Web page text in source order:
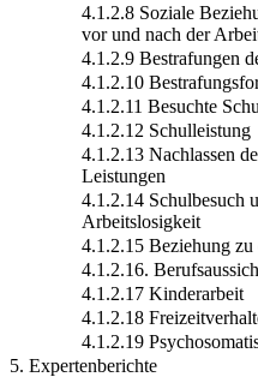
4.1.2.8 Soziale
vor und nach der
4.1.2.9 Bestrafungen
4.1.2.10
4.1.2.11 Besuchte
4.1.2.12 Schulleistung
4.1.2.13 Nachlassen
Leistungen
4.1.2.14 Schulbesuch
Arbeitslosigkeit
4.1.2.15 Beziehung zu
4.1.2.16.
4.1.2.17 Kinderarbeit
4.1.2.18
4.1.2.19
5. Expertenberichte